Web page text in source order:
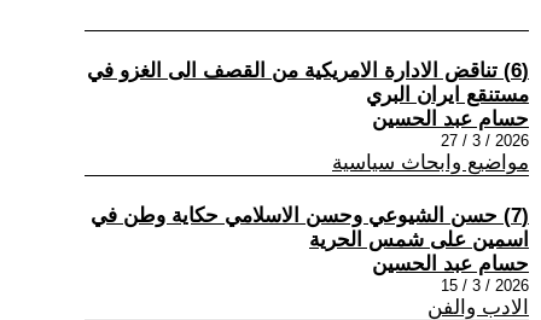
(6) تناقض الادارة الامريكية من القصف الى الغزو في
مستنقع ايران البري
حسام عبد الحسين
2026 / 3 / 27
مواضيع وابحاث سياسية
(7) حسن الشيوعي وحسن الاسلامي حكاية وطن في
اسمين على شمس الحرية
حسام عبد الحسين
2026 / 3 / 15
الادب والفن